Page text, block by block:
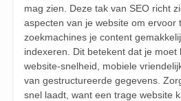
mag zien. Deze tak van SEO richt
aspecten van je website om ervoor
zoekmachines je content
indexeren. Dit betekent dat je moet
website-snelheid, mobiele
van gestructureerde gegevens.
snel laadt, want een trage website